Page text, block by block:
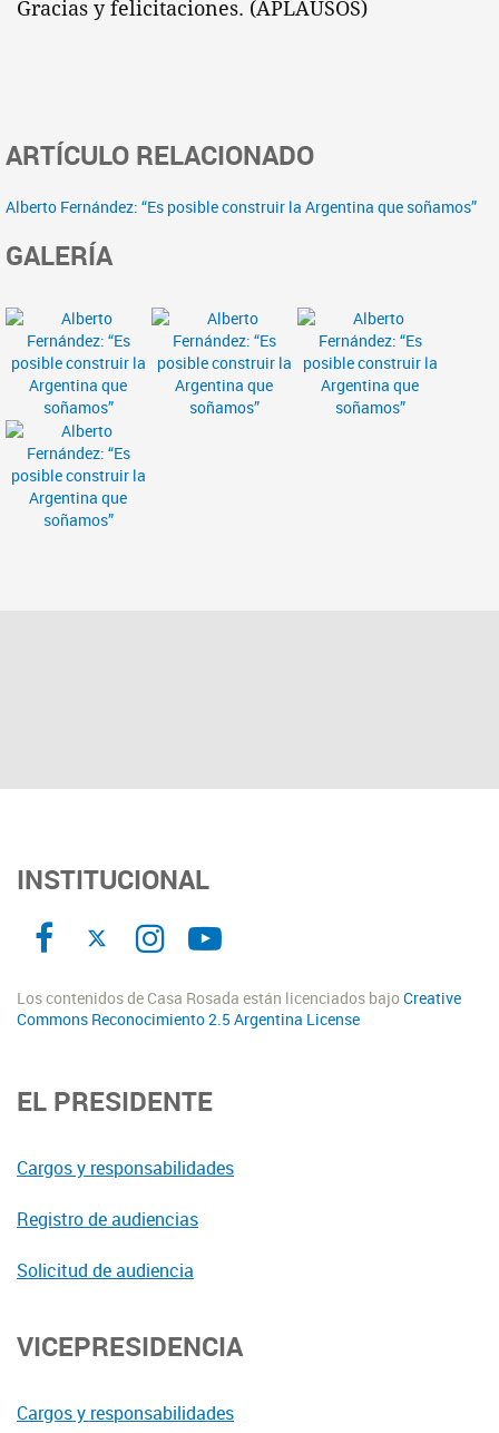
Gracias y felicitaciones. (APLAUSOS)
ARTÍCULO RELACIONADO
Alberto Fernández: “Es posible construir la Argentina que soñamos”
GALERÍA
INSTITUCIONAL
Los contenidos de Casa Rosada están licenciados bajoCreative
Commons Reconocimiento 2.5 Argentina License
EL PRESIDENTE
Cargos y responsabilidades
Registro de audiencias
Solicitud de audiencia
VICEPRESIDENCIA
Cargos y responsabilidades